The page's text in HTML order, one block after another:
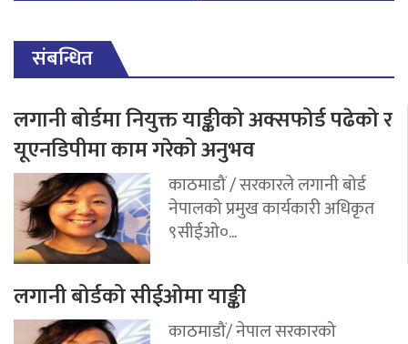
संबन्धित
लगानी बोर्डमा नियुक्त याङ्कीको अक्सफोर्ड पढेको र
यूएनडिपीमा काम गरेको अनुभव
काठमाडौं / सरकारले लगानी बोर्ड
नेपालको प्रमुख कार्यकारी अधिकृत
९सीईओ०...
लगानी बोर्डको सीईओमा याङ्की
काठमाडौं/ नेपाल सरकारको